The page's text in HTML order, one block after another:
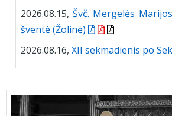
2026.08.15,Švč. Mergelės
šventė (Žolinė)
2026.08.16, XII sekmadienis po